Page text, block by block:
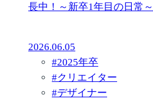
長中！～新卒1年目の日常～
2026.06.05
#2025年卒
#クリエイター
#デザイナー